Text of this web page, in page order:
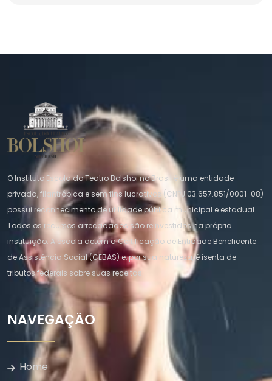
O Instituto Escola do Teatro Bolshoi no Brasil é uma entidade
privada, filantrópica e sem fins lucrativos (CNPJ 03.657.851/0001-08)
possui reconhecimento de utilidade pública municipal e estadual.
Todos os recursos arrecadados são reinvestidos na própria
instituição. A escola detém a Certificação de Entidade Beneficente
de Assistência Social (CEBAS) e, por sua natureza, é isenta de
tributos federais sobre suas receitas.
NAVEGAÇÃO
Home